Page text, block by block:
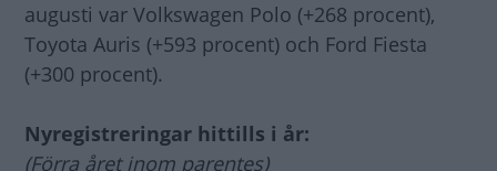
augusti var Volkswagen Polo (+268 procent),
Toyota Auris (+593 procent) och Ford Fiesta
(+300 procent).
Nyregistreringar hittills i år:
(Förra året inom parentes)